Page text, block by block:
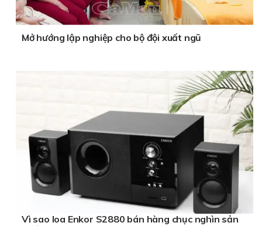
Mở hướng lập nghiệp cho bộ đội xuất ngũ
Vì sao loa Enkor S2880 bán hàng chục nghìn sản